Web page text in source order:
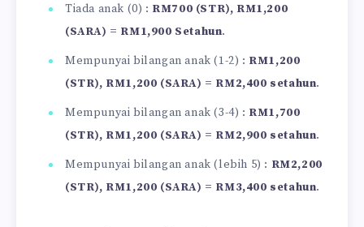
Tiada anak (0) : RM700 (STR), RM1,200
(SARA) = RM1,900 Setahun.
Mempunyai bilangan anak (1-2) : RM1,200
(STR), RM1,200 (SARA) = RM2,400 setahun.
Mempunyai bilangan anak (3-4) : RM1,700
(STR), RM1,200 (SARA) = RM2,900 setahun.
Mempunyai bilangan anak (lebih 5) : RM2,200
(STR), RM1,200 (SARA) = RM3,400 setahun.